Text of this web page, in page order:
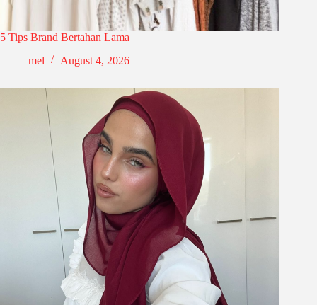
5 Tips Brand Bertahan Lama
mel
August 4, 2026